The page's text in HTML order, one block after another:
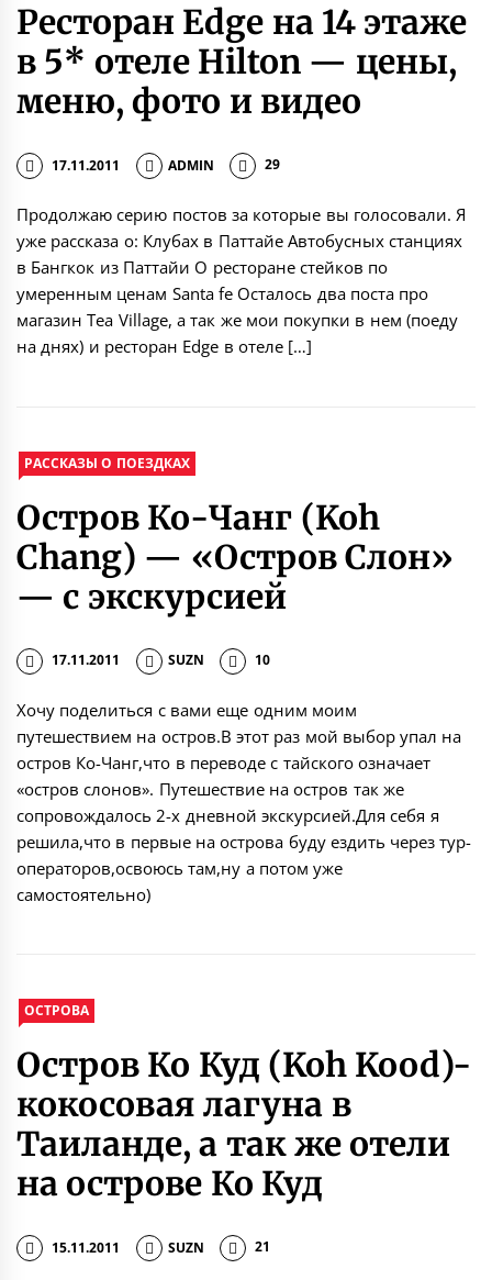
Ресторан Edge на 14 этаже
в 5* отеле Hilton — цены,
меню, фото и видео
17.11.2011 ADMIN 29
Продолжаю серию постов за которые вы голосовали. Я
уже рассказа о: Клубах в Паттайе Автобусных станциях
в Бангкок из Паттайи О ресторане стейков по
умеренным ценам Santa fe Осталось два поста про
магазин Tea Village, а так же мои покупки в нем (поеду
на днях) и ресторан Edge в отеле […]
РАССКАЗЫ О ПОЕЗДКАХ
Остров Ко-Чанг (Koh
Chang) — «Остров Слон»
— с экскурсией
17.11.2011 SUZN 10
Хочу поделиться с вами еще одним моим
путешествием на остров.В этот раз мой выбор упал на
остров Ко-Чанг,что в переводе с тайского означает
«остров слонов». Путешествие на остров так же
сопровождалось 2-х дневной экскурсией.Для себя я
решила,что в первые на острова буду ездить через тур-
операторов,освоюсь там,ну а потом уже
самостоятельно)
ОСТРОВА
Остров Ко Куд (Koh Kood)-
кокосовая лагуна в
Таиланде, а так же отели
на острове Ко Куд
15.11.2011 SUZN 21